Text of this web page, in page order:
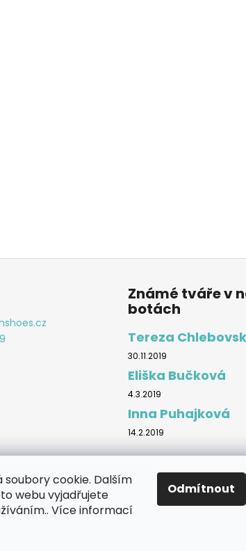
cookie. Dalším
webu vyjadřujete
Více informací
Odmítnout
Známé tváře v
botách
Tereza
30.11.2019
Eliška Bučková
4.3.2019
Inna Puhajková
14.2.2019
Značky